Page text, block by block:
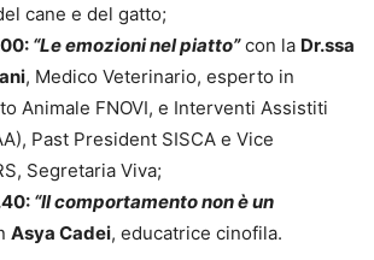
cane e del gatto;
“Le emozioni nel piatto”con la Dr.ssa
, Medico Veterinario, esperto in
Animale FNOVI, e Interventi Assistiti
Past President SISCA e Vice
Segretaria Viva;
“Il comportamento non è un
Asya Cadei, educatrice cinofila.